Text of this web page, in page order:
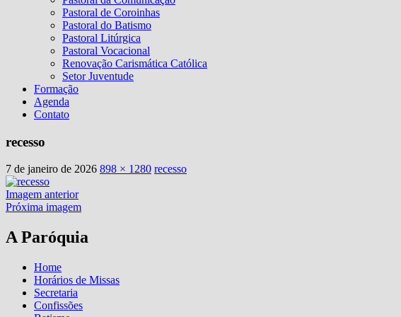
Pastoral de Coroinhas
Pastoral do Batismo
Pastoral Litúrgica
Pastoral Vocacional
Renovação Carismática Católica
Setor Juventude
Formação
Agenda
Contato
recesso
7 de janeiro de 2026 898 × 1280 recesso
Imagem anterior
Próxima imagem
A Paróquia
Home
Horários de Missas
Secretaria
Confissões